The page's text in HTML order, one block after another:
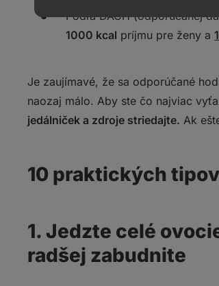
Podľa DACH (odporúčanej
1000 kcal príjmu pre ženy a
Je zaujímavé, že sa odporúčané
naozaj málo. Aby ste čo najviac
jedálniček a zdroje striedajte. Ak
10 praktických
1. Jedzte celé
radšej zabudnite